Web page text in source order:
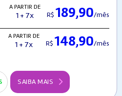
A PARTIR DE
1 + 7x R$ 189,90/mês
A PARTIR DE
1 + 7x R$ 148,90/mês
SAIBA MAIS